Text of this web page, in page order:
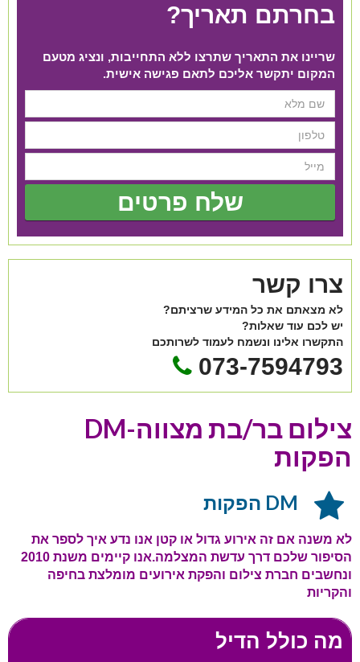
בחרתם תאריך?
שריינו את התאריך שתרצו ללא התחייבות, ונציג מטעם
המקום יתקשר אליכם לתאם פגישה אישית.
שלח פרטים
צרו קשר
לא מצאתם את כל המידע שרציתם?
יש לכם עוד שאלות?
התקשרו אלינו ונשמח לעמוד לשרותכם
073-7594793
צילום בר/בת מצווה-DM
הפקות
DM הפקות
לא משנה אם זה אירוע גדול או קטן אנו נדע איך לספר את
הסיפור שלכם דרך עדשת המצלמה.אנו קיימים משנת 2010
ונחשבים חברת צילום והפקת אירועים מומלצת בחיפה
והקריות
מה כולל הדיל